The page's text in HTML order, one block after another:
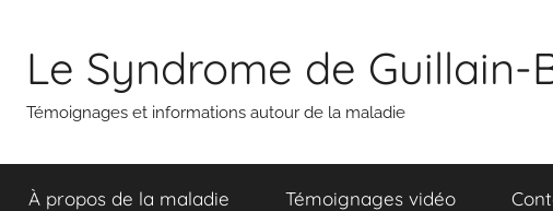
contenu
Le Syndrome de Guillain-
Témoignages et informations autour de la maladie
À propos de la maladie Témoignages vidéo